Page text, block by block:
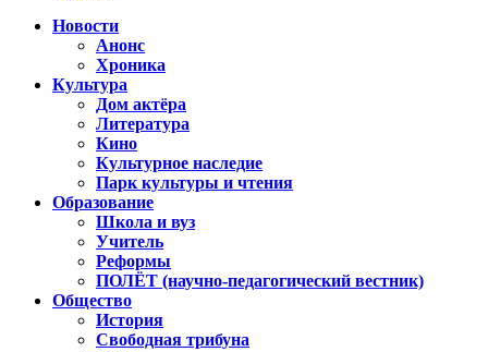
Новости
Анонс
Хроника
Культура
Дом актёра
Литература
Кино
Культурное наследие
Парк культуры и чтения
Образование
Школа и вуз
Учитель
Реформы
ПОЛЁТ (научно-педагогический вестник)
Общество
История
Свободная трибуна